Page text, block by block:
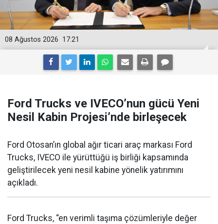
17:21
08 Ağustos 2026
Ford Trucks ve IVECO’nun gücü Yeni
Nesil Kabin Projesi’nde birleşecek
Ford Otosan’ın global ağır ticari araç markası Ford
Trucks, IVECO ile yürüttüğü iş birliği kapsamında
geliştirilecek yeni nesil kabine yönelik yatırımını
açıkladı.
Ford Trucks, “en verimli taşıma çözümleriyle değer